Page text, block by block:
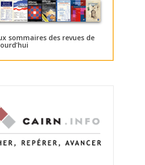
sommaires des revues de